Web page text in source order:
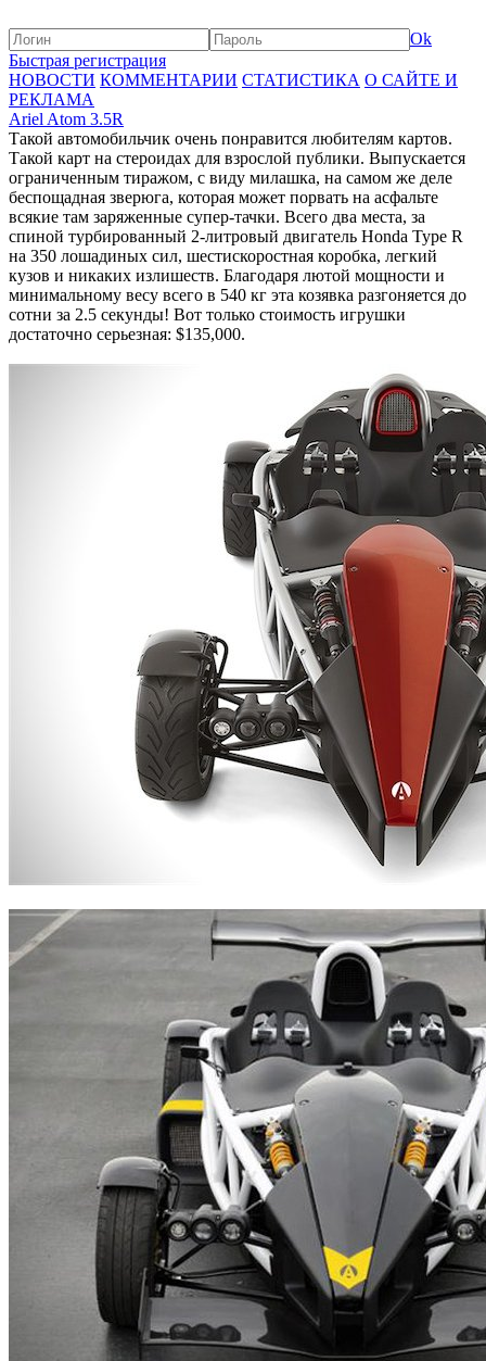
Ok
Быстрая регистрация
НОВОСТИ КОММЕНТАРИИ СТАТИСТИКА О САЙТЕ И
РЕКЛАМА
Ariel Atom 3.5R
Такой автомобильчик очень понравится любителям картов.
Такой карт на стероидах для взрослой публики. Выпускается
ограниченным тиражом, с виду милашка, на самом же деле
беспощадная зверюга, которая может порвать на асфальте
всякие там заряженные супер-тачки. Всего два места, за
спиной турбированный 2-литровый двигатель Honda Type R
на 350 лошадиных сил, шестискоростная коробка, легкий
кузов и никаких излишеств. Благодаря лютой мощности и
минимальному весу всего в 540 кг эта козявка разгоняется до
сотни за 2.5 секунды! Вот только стоимость игрушки
достаточно серьезная: $135,000.